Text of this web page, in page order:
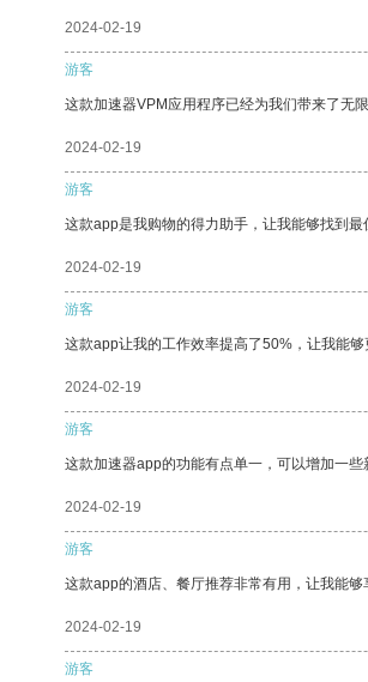
2024-02-19
游客
这款加速器VPM应用程序已经为我们带来了无
2024-02-19
游客
这款app是我购物的得力助手，让我能够找到最
2024-02-19
游客
这款app让我的工作效率提高了50%，让我能
2024-02-19
游客
这款加速器app的功能有点单一，可以增加一些
2024-02-19
游客
这款app的酒店、餐厅推荐非常有用，让我能够
2024-02-19
游客